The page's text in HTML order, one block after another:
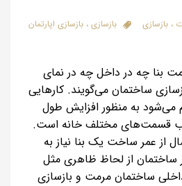
، بازسازی بازسازی ، بازسازی اپارتمان
بنا چه در داخل چه در نمای
ساختمان می‌گویند. کارهایی
می‌شود به منظور افزایش طول
قسمت‌های مختلف خانه است.
پس از گذشت 10 سال از عمر ساخت یک بنا نیاز به
ساختمان از لحاظ ظاهری مثل
ساختمان مرمت و بازسازی